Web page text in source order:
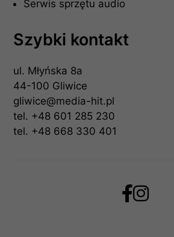
Serwis sprzętu audio
Szybki kontakt
ul. Młyńska 8a
44-100 Gliwice
gliwice@media-hit.pl
tel. +48 601 285 230
tel. +48 668 330 401